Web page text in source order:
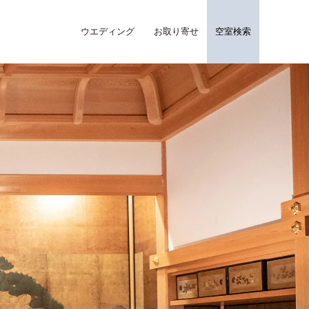
空室検索
ウエディング お取り寄せ